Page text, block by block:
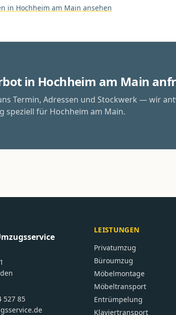
in Hochheim am Main ansehen
in Hochheim am Main
Termin, Adressen und Stockwerk — wir
speziell für Hochheim am Main.
527 85
LEISTUNGEN
Privatumzug
Büroumzug
Möbelmontage
Möbeltransport
Entrümpelung
Klaviertransport